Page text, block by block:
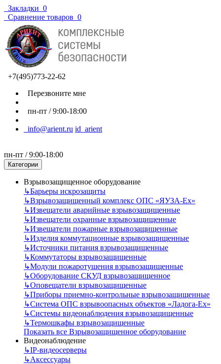
Закладки 0
Сравнение товаров 0
+7(495)773-22-62
Перезвоните мне
пн-пт / 9:00-18:00
info@arient.ru id_arient
пн-пт / 9:00-18:00
Категории
Взрывозащищенное оборудование
↳Барьеры искрозащиты
↳Взрывозащищенный комплекс ОПС «ЯУЗА-Ех»
↳Извещатели аварийные взрывозащищенные
↳Извещатели охранные взрывозащищенные
↳Извещатели пожарные взрывозащищенные
↳Изделия коммутационные взрывозащищенные
↳Источники питания взрывозащищенные
↳Коммутаторы взрывозащищенные
↳Модули пожаротушения взрывозащищенные
↳Оборудование СКУД взрывозащищенное
↳Оповещатели взрывозащищенные
↳Приборы приемно-контрольные взрывозащищенные
↳Система ОПС взрывоопасных объектов «Ладога-Ex»
↳Системы видеонаблюдения взрывозащищенные
↳Термошкафы взрывозащищенные
Показать все Взрывозащищенное оборудование
Видеонаблюдение
↳IP-видеосерверы
↳Аксессуары